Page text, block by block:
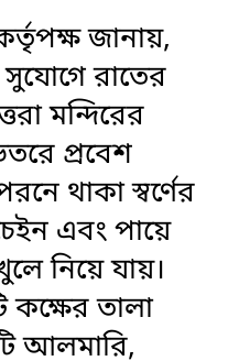
জানায়,
সুযোগে রাতের
মন্দিরের
প্রবেশ
থাকা স্বর্ণের
এবং পায়ে
নিয়ে যায়।
কক্ষের তালা
আলমারি,